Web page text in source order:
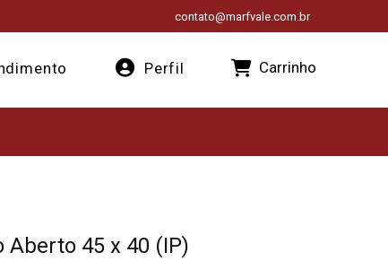
contato@marfvale.com.br
Perfil Carrinho
45 x 40 (IP)